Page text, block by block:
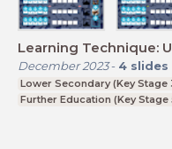
Learning Technique:
December 2023- 4 slides
Lower Secondary (Key Stage
Further Education (Key Stage